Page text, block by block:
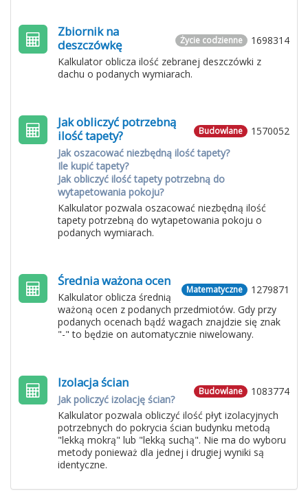
1698314
Życie codzienne
Zbiornik na
deszczówkę
Kalkulator oblicza ilość zebranej deszczówki z
dachu o podanych wymiarach.
1570052
Budowlane
Jak obliczyć potrzebną
ilość tapety?
Jak oszacować niezbędną ilość tapety?
Ile kupić tapety?
Jak obliczyć ilość tapety potrzebną do
wytapetowania pokoju?
Kalkulator pozwala oszacować niezbędną ilość
tapety potrzebną do wytapetowania pokoju o
podanych wymiarach.
1279871
Matematyczne
Średnia ważona ocen
Kalkulator oblicza średnią
ważoną ocen z podanych przedmiotów. Gdy przy
podanych ocenach bądź wagach znajdzie się znak
"-" to będzie on automatycznie niwelowany.
1083774
Budowlane
Izolacja ścian
Jak policzyć izolację ścian?
Kalkulator pozwala obliczyć ilość płyt izolacyjnych
potrzebnych do pokrycia ścian budynku metodą
"lekką mokrą" lub "lekką suchą". Nie ma do wyboru
metody ponieważ dla jednej i drugiej wyniki są
identyczne.